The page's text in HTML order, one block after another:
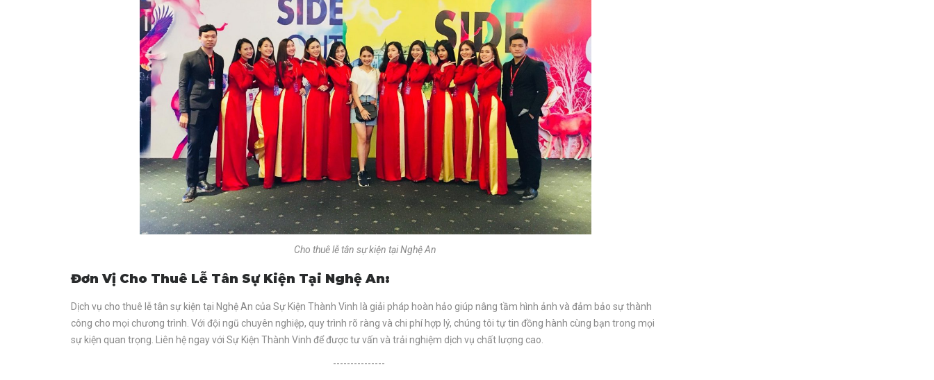
Cho thuê lễ tân sự kiện tại Nghệ An
Đơn Vị Cho Thuê Lễ Tân Sự Kiện Tại Nghệ An:
Dịch vụ cho thuê lễ tân sự kiện tại Nghệ An của Sự Kiện Thành Vinh là giải pháp hoàn hảo giúp nâng tầm hình ảnh và đảm bảo sự thành
công cho mọi chương trình. Với đội ngũ chuyên nghiệp, quy trình rõ ràng và chi phí hợp lý, chúng tôi tự tin đồng hành cùng bạn trong mọi
sự kiện quan trọng. Liên hệ ngay với Sự Kiện Thành Vinh để được tư vấn và trải nghiệm dịch vụ chất lượng cao.
---------------